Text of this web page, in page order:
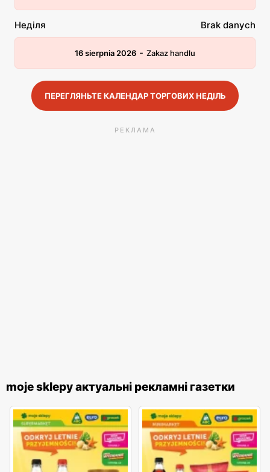
Неділя Brak danych
16 sierpnia 2026 - Zakaz handlu
ПЕРЕГЛЯНЬТЕ КАЛЕНДАР ТОРГОВИХ НЕДІЛЬ
РЕКЛАМА
moje sklepy актуальні рекламні газетки